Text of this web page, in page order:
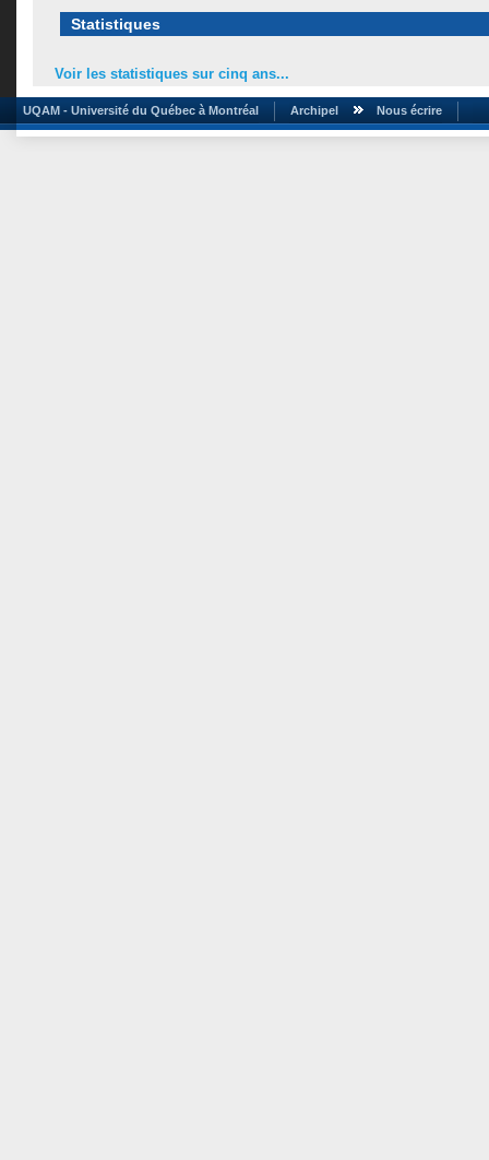
Statistiques
Voir les statistiques sur cinq ans...
UQAM - Université du Québec à Montréal Archipel Nous écrire